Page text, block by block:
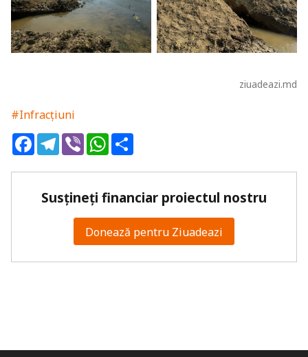
ziuadeazi.md
#Infracțiuni
FacebookTelegram
ViberWhatsApp
Susțineți financiar proiectul nostru
Donează pentru Ziuadeazi